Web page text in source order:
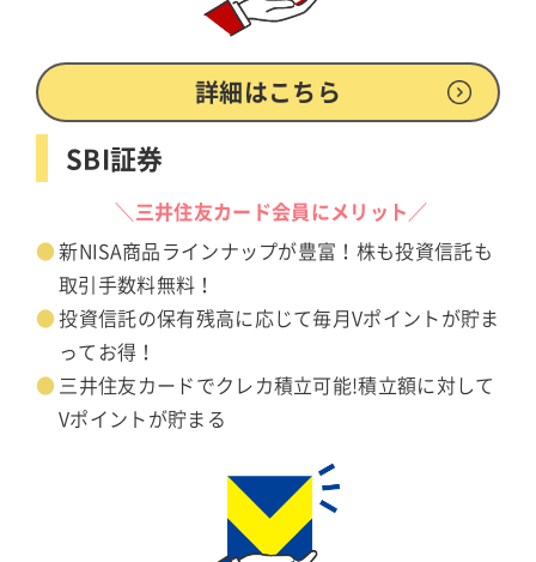
詳細はこちら
SBI証券
＼三井住友カード会員にメリット／
新NISA商品ラインナップが豊富！株も投資信託も
取引手数料無料！
投資信託の保有残高に応じて毎月Vポイントが貯ま
ってお得！
三井住友カードでクレカ積立可能!積立額に対して
Vポイントが貯まる